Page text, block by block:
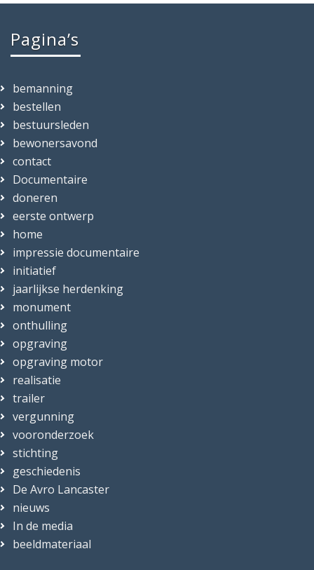
Pagina’s
bemanning
bestellen
bestuursleden
bewonersavond
contact
Documentaire
doneren
eerste ontwerp
home
impressie documentaire
initiatief
jaarlijkse herdenking
monument
onthulling
opgraving
opgraving motor
realisatie
trailer
vergunning
vooronderzoek
stichting
geschiedenis
De Avro Lancaster
nieuws
In de media
beeldmateriaal